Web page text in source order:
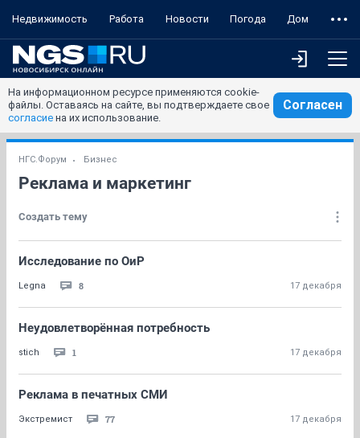
Недвижимость Работа Новости Погода Дом
На информационном ресурсе применяются cookie-
файлы. Оставаясь на сайте, вы подтверждаете свое
согласие на их использование.
Согласен
НГС.Форум Бизнес
Реклама и маркетинг
Создать тему
Исследование по ОиР
Legna 8 17 декабря
Неудовлетворённая потребность
stich 1 17 декабря
Реклама в печатных СМИ
Экстремист 77 17 декабря